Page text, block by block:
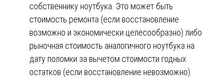
собственнику ноутбука. Это может быть
стоимость ремонта (если восстановление
возможно и экономически целесообразно) либо
рыночная стоимость аналогичного ноутбука на
дату поломки за вычетом стоимости годных
остатков (если восстановление невозможно).